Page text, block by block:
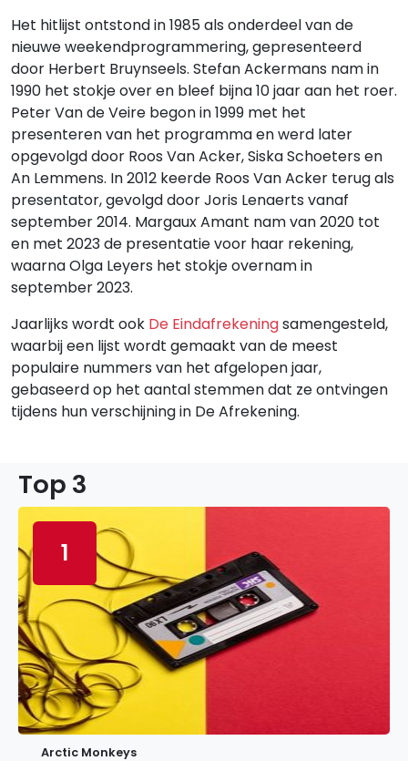
Het hitlijst ontstond in 1985 als onderdeel van de
nieuwe weekendprogrammering, gepresenteerd
door Herbert Bruynseels. Stefan Ackermans nam in
1990 het stokje over en bleef bijna 10 jaar aan het roer.
Peter Van de Veire begon in 1999 met het
presenteren van het programma en werd later
opgevolgd door Roos Van Acker, Siska Schoeters en
An Lemmens. In 2012 keerde Roos Van Acker terug als
presentator, gevolgd door Joris Lenaerts vanaf
september 2014. Margaux Amant nam van 2020 tot
en met 2023 de presentatie voor haar rekening,
waarna Olga Leyers het stokje overnam in
september 2023.
Jaarlijks wordt ook De Eindafrekeningsamengesteld,
waarbij een lijst wordt gemaakt van de meest
populaire nummers van het afgelopen jaar,
gebaseerd op het aantal stemmen dat ze ontvingen
tijdens hun verschijning in De Afrekening.
Top 3
1
Arctic Monkeys